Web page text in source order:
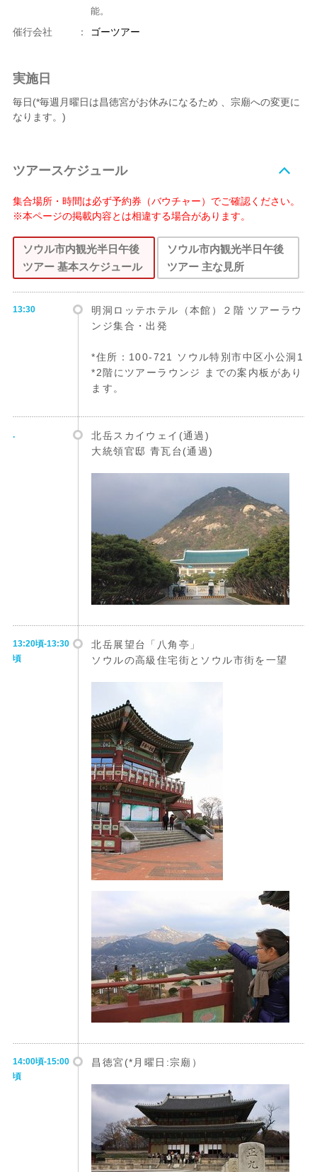
能。
催行会社 ： ゴーツアー
実施日
毎日(*毎週月曜日は昌徳宮がお休みになるため 、宗廟への変更に
なります。)
ツアースケジュール
集合場所・時間は必ず予約券（バウチャー）でご確認ください。
※本ページの掲載内容とは相違する場合があります。
ソウル市内観光半日午後
ツアー 基本スケジュール
13:30
明洞ロッテホテル（本館）２階 ツアーラウ
ンジ集合・出発
*住所：100-721 ソウル特別市中区小公洞1
*2階にツアーラウンジ までの案内板があり
ます。
.
北岳スカイウェイ(通過)
大統領官邸 青瓦台(通過)
13:20頃-13:30
頃
北岳展望台「八角亭」
ソウルの高級住宅街とソウル市街を一望
14:00頃-15:00
頃
昌徳宮(*月曜日:宗廟）
ソウル市内観光半日午後
ツアー 主な見所